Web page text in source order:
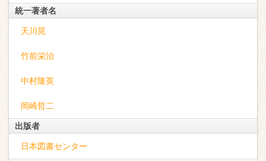
統一著者名
天川晃
竹前栄治
中村隆英
岡崎哲二
出版者
日本図書センター